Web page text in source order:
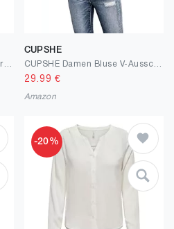
Cecil Damen Hemdbluse Gestreift
CUPSHE
CUPSHE Damen Bluse V-Ausschnitt Langarm Knopfleiste Plissee Oberteile mit Rüschen Casual Shirt Elegant Hemd Tops
29.99 €
Amazon
-20%